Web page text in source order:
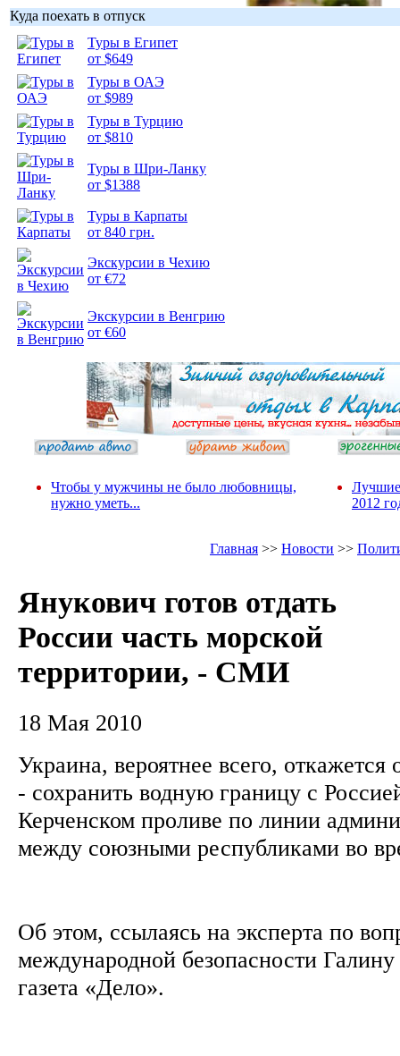
Куда поехать в отпуск
Туры в Египет
от $649
Туры в ОАЭ
от $989
Туры в Турцию
от $810
Туры в Шри-Ланку
от $1388
Туры в Карпаты
от 840 грн.
Экскурсии в Чехию
от €72
Экскурсии в Венгрию
от €60
Чтобы у мужчины не было любовницы,
нужно уметь...
Лучшие
2012
Главная >> Новости >>
Янукович готов отдать
России часть морской
территории, - СМИ
18 Мая 2010
Украина, вероятнее всего, откажется
- сохранить водную границу с
Керченском проливе по линии
между союзными республиками во
Об этом, ссылаясь на эксперта по
международной безопасности
газета «Дело».